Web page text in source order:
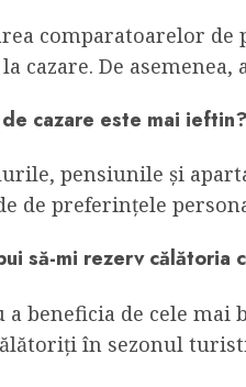
comparatoarelor de
cazare. De
cazare este mai ieftin?
pensiunile și
de preferințele
să-mi rezerv călătoria
a beneficia de cele
în sezonul